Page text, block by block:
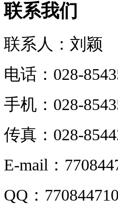
联系我们
联系人：刘颖
电话：028-
手机：028-
传真：028-
E-mail：
QQ：770844710